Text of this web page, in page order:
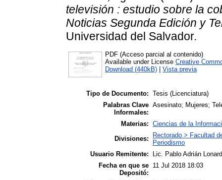
televisión : estudio sobre la
Noticias Segunda Edición y
Universidad del Salvador.
PDF (Acceso parcial al contenido)
Available under License Creative
Download (440kB)
Vista previa
Tipo de Documento: Tesis (Licenciatura)
Palabras Clave
Informales:
Asesinato; Mujeres;
Materias: Ciencias de la
Divisiones:
Rectorado > Facultad
Periodismo
Usuario Remitente:
Lic. Pablo Adrián
Fecha en que se
Depositó:
11 Jul 2018 18:03